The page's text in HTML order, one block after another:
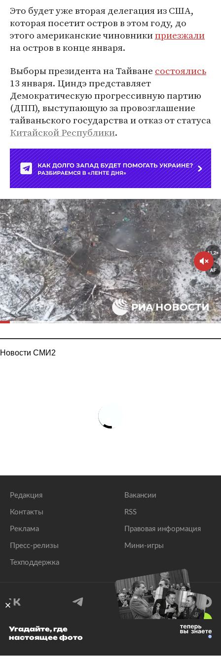
Это будет уже вторая делегация из США,
которая посетит остров в этом году, до
этого американские чиновникиприезжали
на остров в конце января.
Выборы президента на Тайване состоялись
13 января. Циндэ представляет
Демократическую прогрессивную партию
(ДПП), выступающую за провозглашение
тайваньского государства и отказ от статуса
Китайской Республики.
Новости СМИ2
Редакция
Контакты
Реклама
Пресс-релизы
Техподдержка
Вакансии
RSS
Правовая информация
Мини-игры
© 1999–2026 Все права защищены.
Угадайте, где
настоящее фото